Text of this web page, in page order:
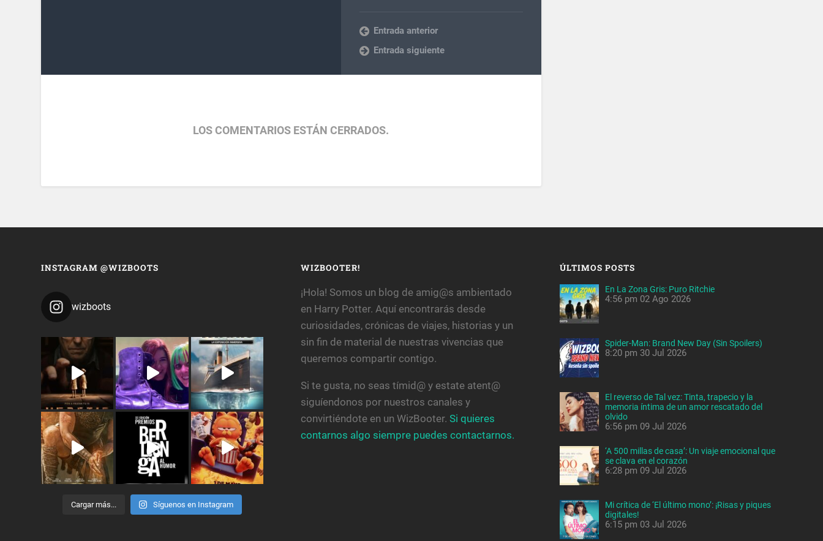
Entrada anterior
Entrada siguiente
LOS COMENTARIOS ESTÁN CERRADOS.
INSTAGRAM @WIZBOOTS
wizboots
Cargar más... Síguenos en Instagram
WIZBOOTER!
¡Hola! Somos un blog de amig@s ambientado
en Harry Potter. Aquí encontrarás desde
curiosidades, crónicas de viajes, historias y un
sin fin de material de nuestras vivencias que
queremos compartir contigo.
Si te gusta, no seas tímid@ y estate atent@
siguíendonos por nuestros canales y
convirtiéndote en un WizBooter. Si quieres
contarnos algo siempre puedes contactarnos.
ÚLTIMOS POSTS
En La Zona Gris: Puro Ritchie
4:56 pm 02 Ago 2026
Spider-Man: Brand New Day (Sin Spoilers)
8:20 pm 30 Jul 2026
El reverso de Tal vez: Tinta, trapecio y la
memoria íntima de un amor rescatado del
olvido
6:56 pm 09 Jul 2026
‘A 500 millas de casa’: Un viaje emocional que
se clava en el corazón
6:28 pm 09 Jul 2026
Mi crítica de ‘El último mono’: ¡Risas y piques
digitales!
6:15 pm 03 Jul 2026